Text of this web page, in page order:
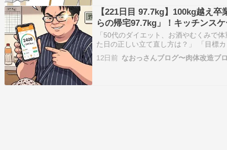
【221日目 97.7kg】100kg越え
らの帰宅97.7kg」！キッチンス
ル管理と真夏のルーター買い替
「50代のダイエット、お酒やむくみで
た日の正しい立て直し方は？」 「目標
とき、食事をどう調整すれば太らずに
ダイエット中の突発的な体重のブレへ
12日前 なおっさんブログ〜肉体改造ブ